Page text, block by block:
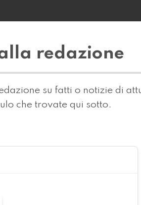
redazione
su fatti o notizie di
che trovate qui sotto.